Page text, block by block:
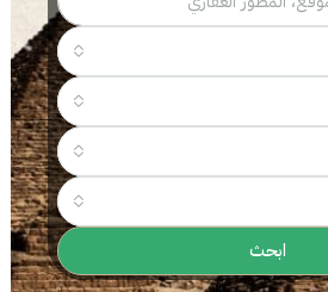
ابحث